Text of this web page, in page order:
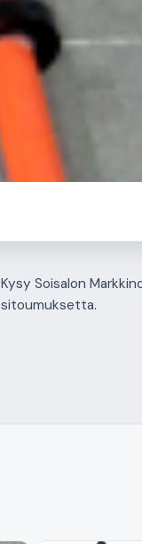
Kysy Soisalon
sitoumuksetta.